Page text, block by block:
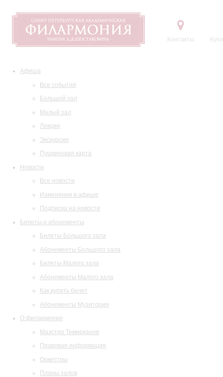
Контакты
Афиша
Все события
Большой зал
Малый зал
Лекции
Экскурсии
Пушкинская карта
Новости
Все новости
Изменения в афише
Подписка на новости
Билеты и абонементы
Билеты Большого зала
Абонементы Большого зала
Билеты Малого зала
Абонементы Малого зала
Как купить билет
Абонементы Музитория
О филармонии
Маэстро Темирканов
Правовая информация
Оркестры
Планы залов